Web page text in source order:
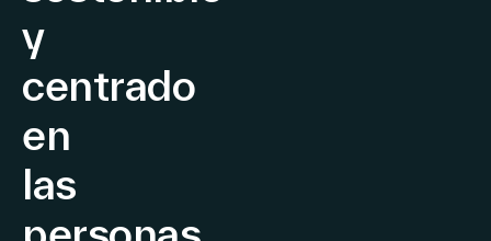
y
centrado
en
las